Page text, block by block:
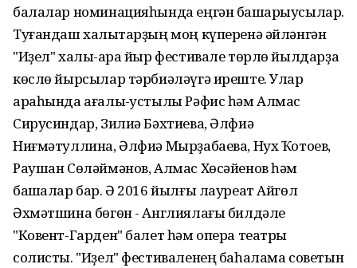
балалар номинацияһында еңгән башҡарыусылар.
Туғандаш халыҡтарҙың моң күперенә әйләнгән
"Иҙел" халыҡ-ара йыр фестивале төрлө йылдарҙа
көслө йырсылар тәрбиәләүгә иреште. Улар
араһында ағалы-ҡустылы Рәфис һәм Алмас
Сирусиндар, Зилиә Бәхтиева, Әлфиә
Ниғмәтуллина, Әлфиә Мырҙабаева, Нух Ҡотоев,
Раушан Сөләймәнов, Алмас Хөсәйенов һәм
башҡалар бар. Ә 2016 йылғы лауреат Айгөл
Әхмәтшина бөгөн - Англиялағы билдәле
"Ковент-Гарден" балет һәм опера театры
солисты. "Иҙел" фестиваленең баһалама советын